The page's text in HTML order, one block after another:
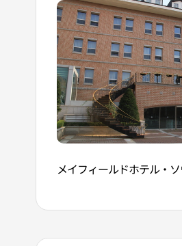
メイフィールドホテル・